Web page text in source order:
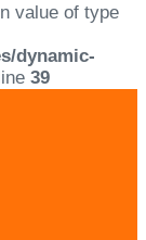
value of type
dynamic-
39